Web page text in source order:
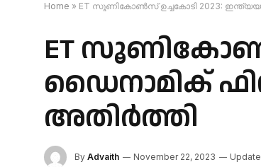
Home » ET സൂണികോൺസ് ഉച്ചകോടി 2023:
ET
ഡൈനാമിക്
അതിർത്തി
By Advaith November 22, 2023